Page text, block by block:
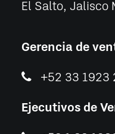
El Salto, Jalisco
Gerencia de
+52 33 1923
Ejecutivos de